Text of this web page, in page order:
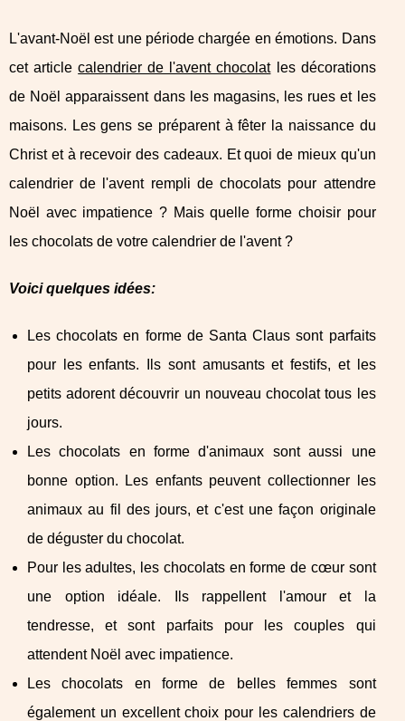
L'avant-Noël est une période chargée en émotions. Dans
cet articlecalendrier de l'avent chocolatles décorations
de Noël apparaissent dans les magasins, les rues et les
maisons. Les gens se préparent à fêter la naissance du
Christ et à recevoir des cadeaux. Et quoi de mieux qu'un
calendrier de l'avent rempli de chocolats pour attendre
Noël avec impatience ? Mais quelle forme choisir pour
les chocolats de votre calendrier de l'avent ?
Voici quelques idées:
Les chocolats en forme de Santa Claus sont parfaits
pour les enfants. Ils sont amusants et festifs, et les
petits adorent découvrir un nouveau chocolat tous les
jours.
Les chocolats en forme d'animaux sont aussi une
bonne option. Les enfants peuvent collectionner les
animaux au fil des jours, et c'est une façon originale
de déguster du chocolat.
Pour les adultes, les chocolats en forme de cœur sont
une option idéale. Ils rappellent l'amour et la
tendresse, et sont parfaits pour les couples qui
attendent Noël avec impatience.
Les chocolats en forme de belles femmes sont
également un excellent choix pour les calendriers de